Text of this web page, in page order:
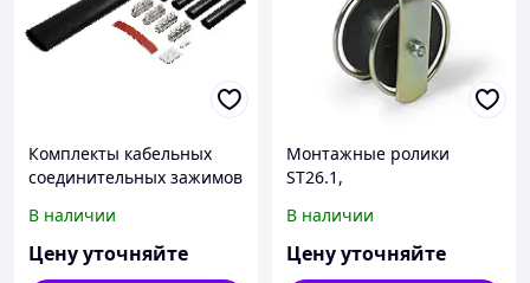
Комплекты кабельных
соединительных зажимов
В наличии
Цену уточняйте
Монтажные ролики
ST26.1,
В наличии
Цену уточняйте